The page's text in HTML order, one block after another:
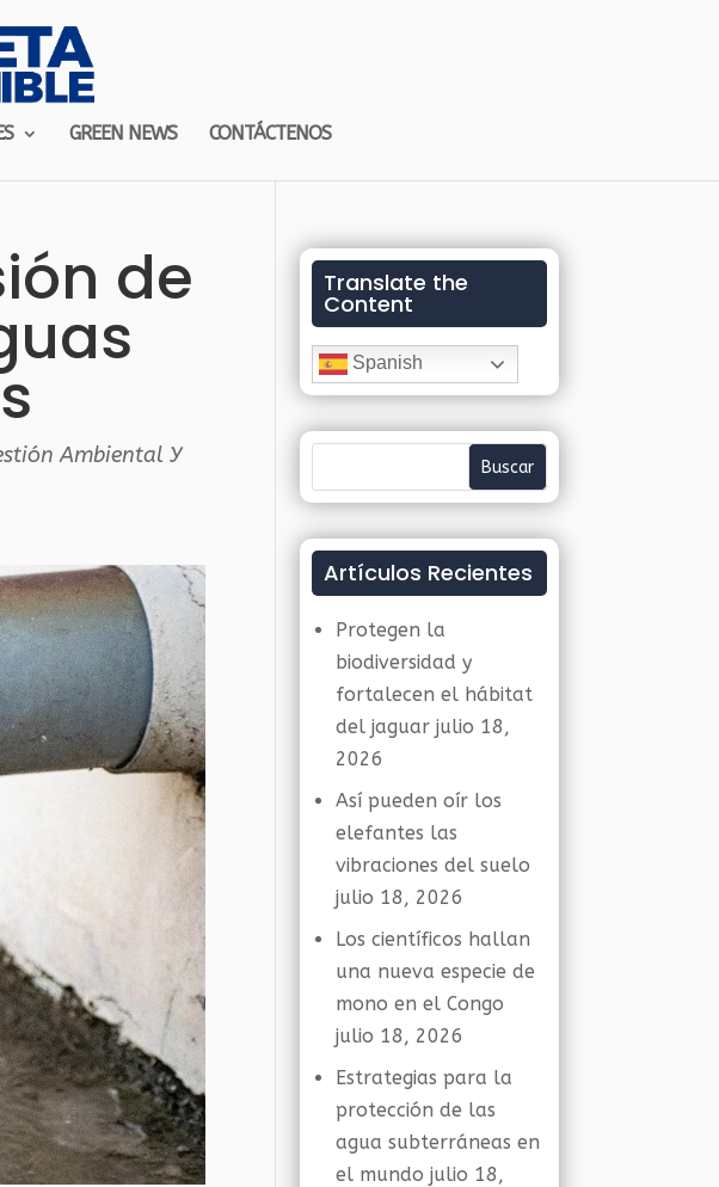
GREEN NEWS CONTÁCTENOS
de
Ambiental Y
Translate the
Content
Spanish
Artículos Recientes
Protegen la
biodiversidad y
fortalecen el hábitat
del jaguar julio 18,
2026
Así pueden oír los
elefantes las
vibraciones del suelo
julio 18, 2026
Los científicos hallan
una nueva especie de
mono en el Congo
julio 18, 2026
Estrategias para la
protección de las
agua subterráneas en
el mundo julio 18,